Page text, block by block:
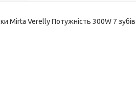
Mirta Verelly Потужність 300W 7